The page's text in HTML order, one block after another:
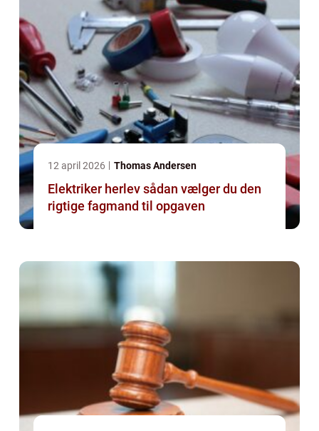
12 april 2026 Thomas Andersen
Elektriker herlev sådan vælger du den
rigtige fagmand til opgaven